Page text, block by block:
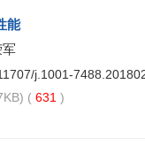
能
军
j.1001-
( 631 )